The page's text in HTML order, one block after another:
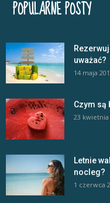
POPULARNE POSTY
uważać?
14 maja
Czym są
23 kwietnia
Letnie
nocleg?
1 czerwca